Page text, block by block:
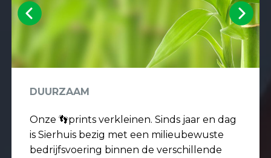
Previous
DUURZAAM
Onze 👣prints verkleinen. Sinds jaar en dag
is Sierhuis bezig met een milieubewuste
bedrijfsvoering binnen de verschillende
Next